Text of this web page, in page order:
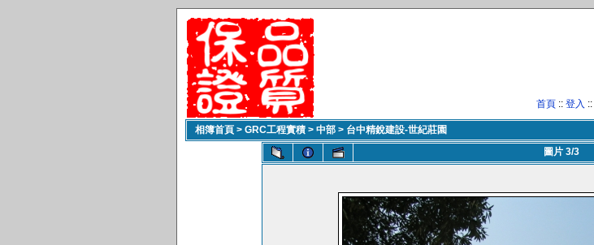
首頁 :: 登入 ::
相簿首頁 > GRC工程實積 > 中部 > 台中精銳建設-世紀莊園
圖片 3/3